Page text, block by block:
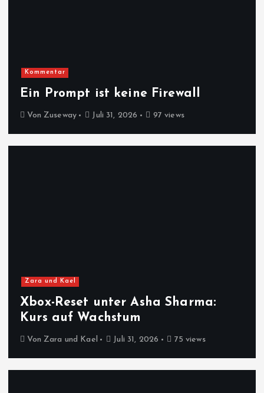
Kommentar
Ein Prompt ist keine Firewall
Von Zuseway Juli 31, 2026 97 views
Zara und Kael
Xbox-Reset unter Asha Sharma:
Kurs auf Wachstum
Von Zara und Kael Juli 31, 2026 75 views